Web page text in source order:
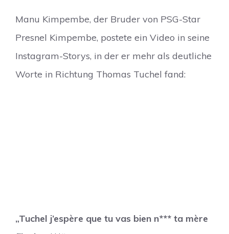
Manu Kimpembe, der Bruder von PSG-Star
Presnel Kimpembe, postete ein Video in seine
Instagram-Storys, in der er mehr als deutliche
Worte in Richtung Thomas Tuchel fand:
„Tuchel j’espère que tu vas bien n*** ta mère